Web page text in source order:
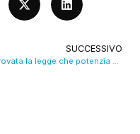
SUCCESSIVO
Approvata la legge che potenzia gli scali aeroportuali minori. VIDEO